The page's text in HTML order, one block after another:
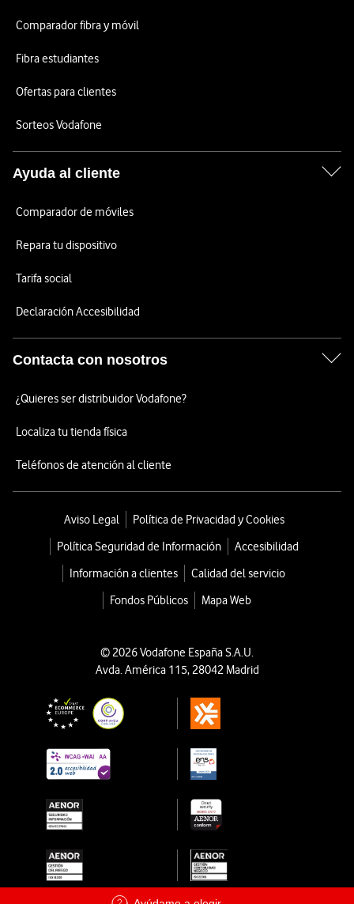
Comparador fibra y móvil
Fibra estudiantes
Ofertas para clientes
Sorteos Vodafone
Ayuda al cliente
Comparador de móviles
Repara tu dispositivo
Tarifa social
Declaración Accesibilidad
Contacta con nosotros
¿Quieres ser distribuidor Vodafone?
Localiza tu tienda física
Teléfonos de atención al cliente
Aviso Legal
Política de Privacidad y Cookies
Política Seguridad de Información
Accesibilidad
Información a clientes
Calidad del servicio
Fondos Públicos
Mapa Web
© 2026 Vodafone España S.A.U.
Avda. América 115, 28042 Madrid